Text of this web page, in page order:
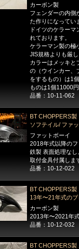
カーボン製
フェンダーの内側
た作りになってい
ドイツのケラー
れております。
ケラーマン製の極
JIS規格よりも厳
カラーはメッキと
の（ウインカー、
をするもの）は1
ものは1個11000
品番：10-11-062
BT CHOPPERS
ソフテイル/ ファ
ファットボーイ
2018年式以降の
鉄製 表面処理なし
取付金具付属しま
品番：10-12-022
BT CHOPPERS
13年〜21年式の
カーボン製
2013年〜2021年
品番：10-12-032
BT CHOPPERS